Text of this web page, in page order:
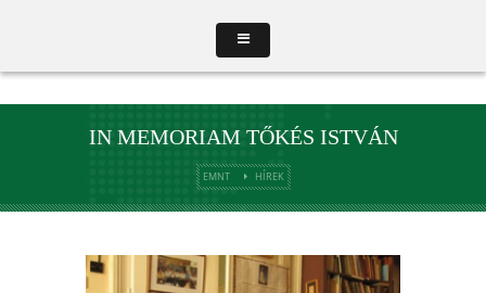
IN MEMORIAM TŐKÉS ISTVÁN
EMNT HÍREK